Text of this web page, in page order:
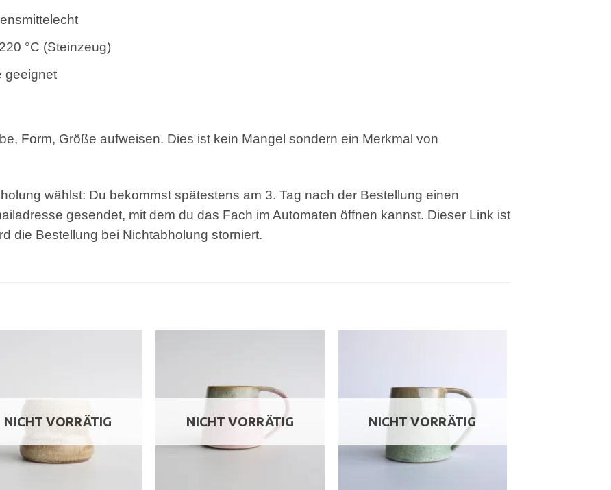
°C (Steinzeug)
geeignet
Form, Größe aufweisen. Dies ist kein Mangel sondern ein Merkmal von
wählst: Du bekommst spätestens am 3. Tag nach der Bestellung einen
gesendet, mit dem du das Fach im Automaten öffnen kannst. Dieser Link ist
die Bestellung bei Nichtabholung storniert.
NICHT VORRÄTIG NICHT VORRÄTIG NICHT VORRÄTIG